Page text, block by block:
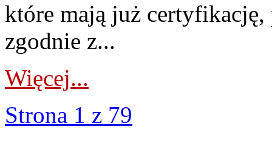
które mają już
zgodnie z...
Więcej...
Strona 1 z 79